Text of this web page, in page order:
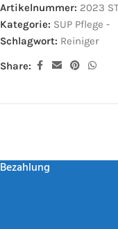
Artikelnummer: 2023
Kategorie: SUP Pflege -
Schlagwort: Reiniger
Share:
Bezahlung